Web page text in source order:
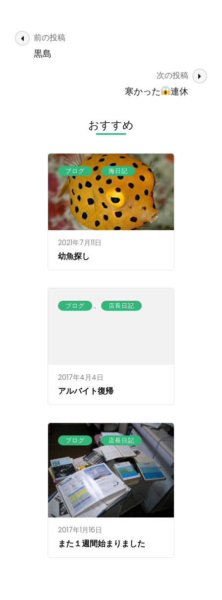
投
稿
前の投稿
黒島
次の投稿
寒かった 連休
おすすめ
ブログ 、 海日記
2021年7月11日
幼魚探し
ブログ 、 店長日記
2017年4月4日
アルバイト復帰
ブログ 、 店長日記
2017年1月16日
また１週間始まりました